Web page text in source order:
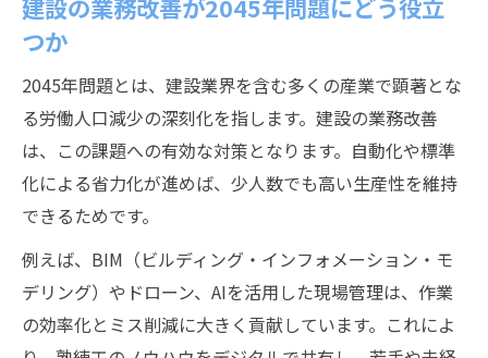
建設の業務改善が2045年問題にどう役立
つか
2045年問題とは、建設業界を含む多くの産業で顕著とな
る労働人口減少の深刻化を指します。建設の業務改善
は、この課題への有効な対策となります。自動化や標準
化による省力化が進めば、少人数でも高い生産性を維持
できるためです。
例えば、BIM（ビルディング・インフォメーション・モ
デリング）やドローン、AIを活用した現場管理は、作業
の効率化とミス削減に大きく貢献しています。これによ